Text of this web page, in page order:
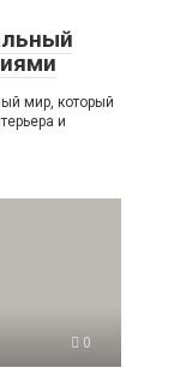
мир, который
и
0